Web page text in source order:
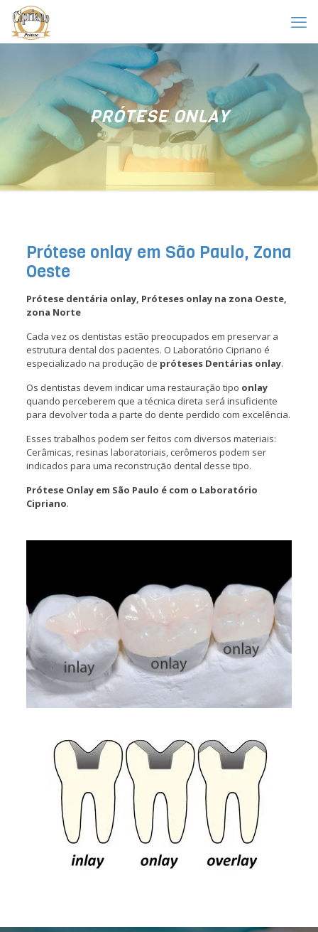
PRÓTESE ONLAY
Prótese onlay em São Paulo, Zona
Oeste
Prótese dentária onlay, Próteses onlay na zona Oeste,
zona Norte
Cada vez os dentistas estão preocupados em preservar a
estrutura dental dos pacientes. O Laboratório Cipriano é
especializado na produção de próteses Dentárias onlay.
Os dentistas devem indicar uma restauração tipo onlay
quando perceberem que a técnica direta será insuficiente
para devolver toda a parte do dente perdido com excelência.
Esses trabalhos podem ser feitos com diversos materiais:
Cerâmicas, resinas laboratoriais, cerômeros podem ser
indicados para uma reconstrução dental desse tipo.
Prótese Onlay em São Paulo é com o Laboratório
Cipriano.